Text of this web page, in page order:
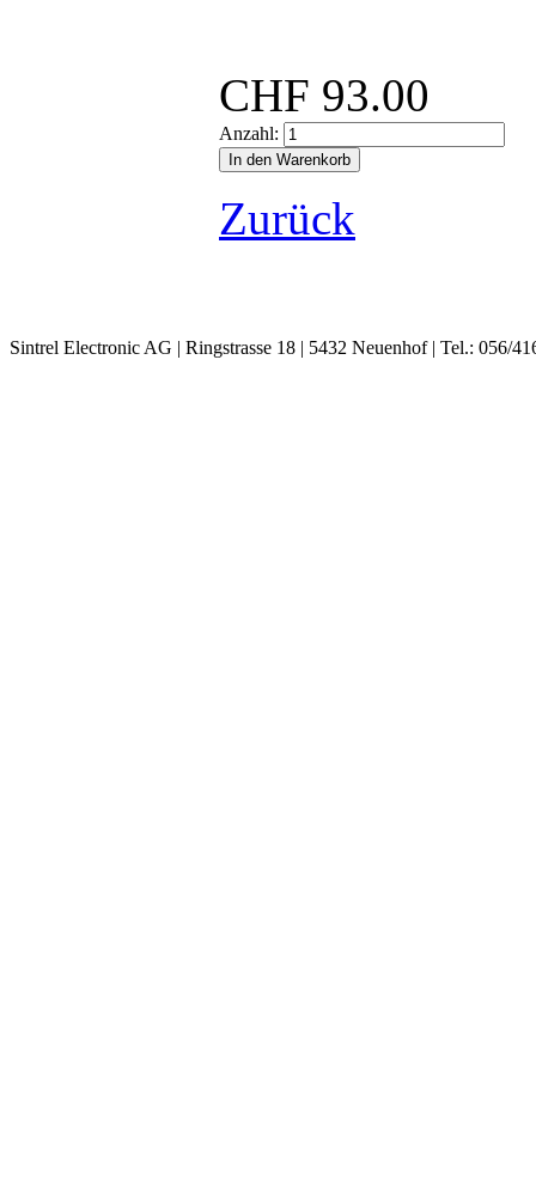
CHF 93.00
Anzahl:
Zurück
Sintrel Electronic AG | Ringstrasse 18 | 5432 Neuenhof | Tel.: 056/